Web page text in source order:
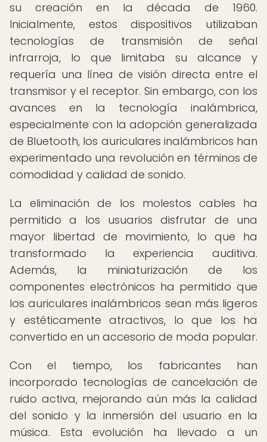
su creación en la década de 1960.
Inicialmente, estos dispositivos utilizaban
tecnologías de transmisión de señal
infrarroja, lo que limitaba su alcance y
requería una línea de visión directa entre el
transmisor y el receptor. Sin embargo, con los
avances en la tecnología inalámbrica,
especialmente con la adopción generalizada
de Bluetooth, los auriculares inalámbricos han
experimentado una revolución en términos de
comodidad y calidad de sonido.
La eliminación de los molestos cables ha
permitido a los usuarios disfrutar de una
mayor libertad de movimiento, lo que ha
transformado la experiencia auditiva.
Además, la miniaturización de los
componentes electrónicos ha permitido que
los auriculares inalámbricos sean más ligeros
y estéticamente atractivos, lo que los ha
convertido en un accesorio de moda popular.
Con el tiempo, los fabricantes han
incorporado tecnologías de cancelación de
ruido activa, mejorando aún más la calidad
del sonido y la inmersión del usuario en la
música. Esta evolución ha llevado a un